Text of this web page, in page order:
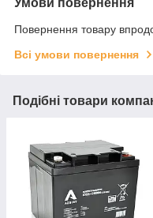
Повернення товару
Всі умови повернення
Подібні товари